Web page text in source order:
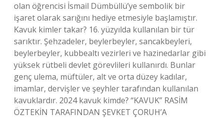
olan öğrencisi İsmail Dümbüllü’ye sembolik bir
işaret olarak sarığını hediye etmesiyle başlamıştır.
Kavuk kimler takar? 16. yüzyılda kullanılan bir tür
sarıktır. Şehzadeler, beylerbeyler, sancakbeyleri,
beylerbeyler, kubbealtı vezirleri ve hazinedarlar gibi
yüksek rütbeli devlet görevlileri kullanırdı. Bunlar
genç ulema, müftüler, alt ve orta düzey kadılar,
imamlar, dervişler ve şeyhler tarafından kullanılan
kavuklardır. 2024 kavuk kimde? “KAVUK” RASİM
ÖZTEKİN TARAFINDAN ŞEVKET ÇORUH’A